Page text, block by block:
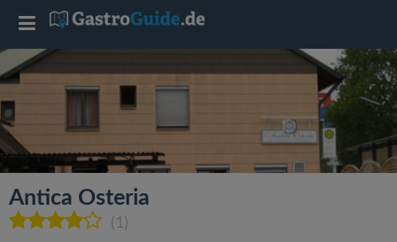
Antica Osteria
(1)
T
l